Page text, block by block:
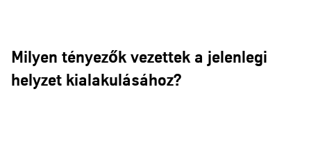
Milyen tényezők vezettek a jelenlegi
helyzet kialakulásához?